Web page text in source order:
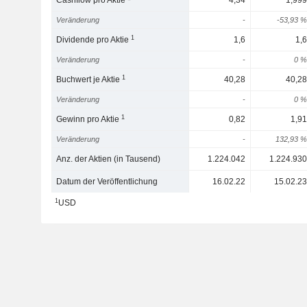
Veränderung - -53,93 %
Dividende pro Aktie1 1,6 1,6
Veränderung - 0 %
Buchwert je Aktie1 40,28 40,28
Veränderung - 0 %
Gewinn pro Aktie1 0,82 1,91
Veränderung - 132,93 %
Anz. der Aktien (in Tausend) 1.224.042 1.224.930
Datum der Veröffentlichung 16.02.22 15.02.23
1USD